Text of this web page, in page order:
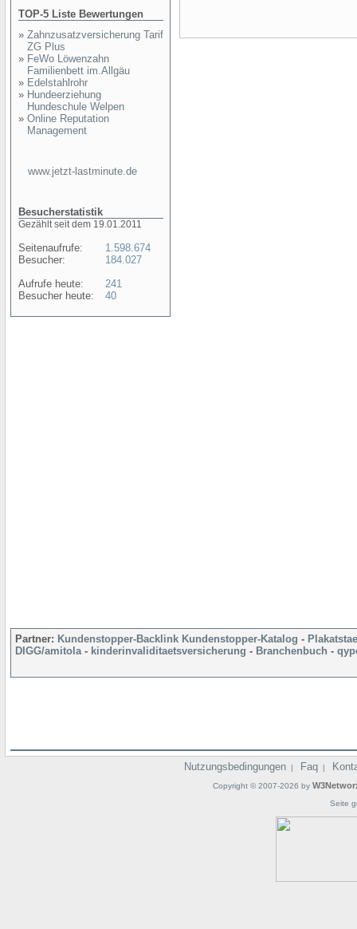
TOP-5 Liste Bewertungen
» Zahnzusatzversicherung Tarif
ZG Plus
» FeWo Löwenzahn
Familienbett im.Allgäu
» Edelstahlrohr
» Hundeerziehung
Hundeschule Welpen
» Online Reputation
Management
www.jetzt-lastminute.de
Besucherstatistik
Gezählt seit dem 19.01.2011
Seitenaufrufe:
Besucher:
Aufrufe heute:
Besucher heute:
1.598.674
184.027
241
40
Partner: Kundenstopper-Backlink Kundenstopper-Katalog -
DIGG/amitola- kinderinvaliditaetsversicherung - Branchenbuch -
Nutzungsbedingungen | Faq |
Copyright © 2007-2026 by
Seite